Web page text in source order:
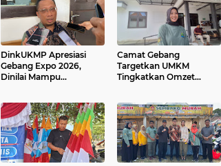
DinkUKMP Apresiasi
Gebang Expo 2026,
Dinilai Mampu
Lokal
Camat Gebang
Targetkan UMKM
Tingkatkan Omzet